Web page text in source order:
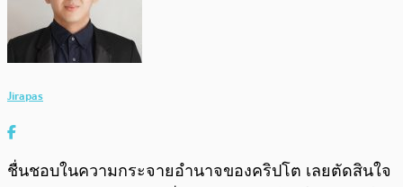
Jirapas
ชื่นชอบในความกระจายอำนาจของคริปโต เลยตัดสินใจ